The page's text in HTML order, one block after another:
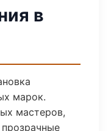
в
марок.
мастеров,